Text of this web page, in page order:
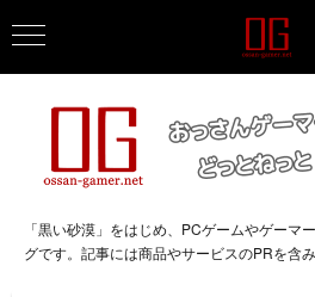
「黒い砂漠」をはじめ、PCゲームやゲーマ
グです。記事には商品やサービスのPRを含み